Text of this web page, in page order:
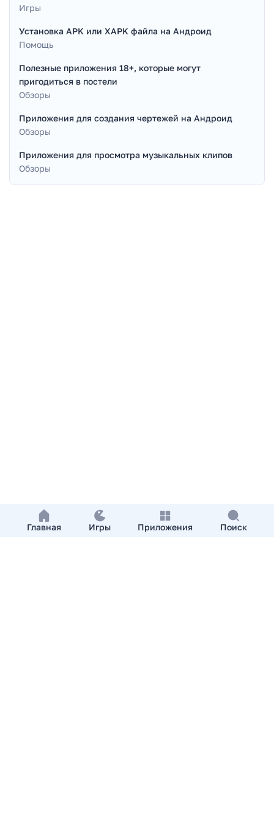
Главная Игры Приложения Поиск
Игры
Установка APK или XAPK файла на Андроид
Помощь
Полезные приложения 18+, которые могут
пригодиться в постели
Обзоры
Приложения для создания чертежей на Андроид
Обзоры
Приложения для просмотра музыкальных клипов
Обзоры